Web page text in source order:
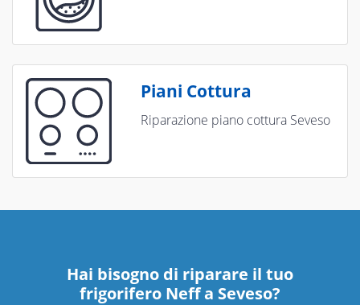
Piani Cottura
Riparazione piano cottura Seveso
Hai bisogno di riparare il tuo
frigorifero Neff a Seveso?